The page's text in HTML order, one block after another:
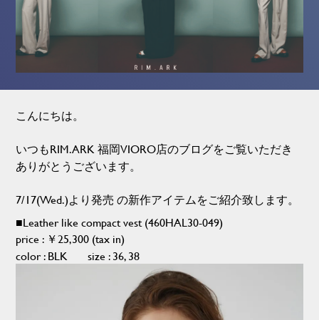
こんにちは。
いつもRIM.ARK 福岡VIORO店のブログをご覧いただき
ありがとうございます。
7/17(Wed.)より発売 の新作アイテムをご紹介致します。
■Leather like compact vest (460HAL30-049)
price : ￥25,300 (tax in)
color : BLK size : 36, 38